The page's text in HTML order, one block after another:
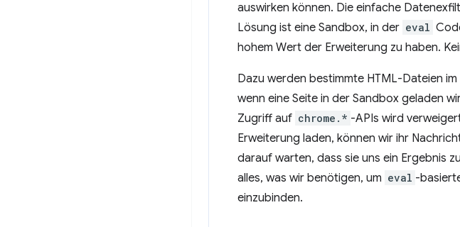
auswirken können. Die einfache
Lösung ist eine Sandbox, in der eval
hohem Wert der Erweiterung zu haben.
Dazu werden bestimmte HTML-Dateien
wenn eine Seite in der Sandbox geladen
Zugriff auf chrome.* -APIs wird
Erweiterung laden, können wir ihr
darauf warten, dass sie uns ein Ergebnis
alles, was wir benötigen, um eval -
einzubinden.